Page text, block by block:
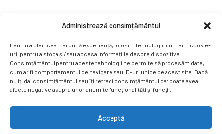
Administrează consimțământul
Pentru a oferi cea mai bună experiență, folosim tehnologii, cum ar fi cookie-
uri, pentru a stoca și/sau accesa informațiile despre dispozitive.
Consimțământul pentru aceste tehnologii ne permite să procesăm date,
cum ar fi comportamentul de navigare sau ID-uri unice pe acest site. Dacă
nu îți dai consimțământul sau îți retragi consimțământul dat poate avea
afecte negative asupra unor anumite funcționalități și funcții.
Acceptă
Ne puteți găsi și pe rețelele sociale.